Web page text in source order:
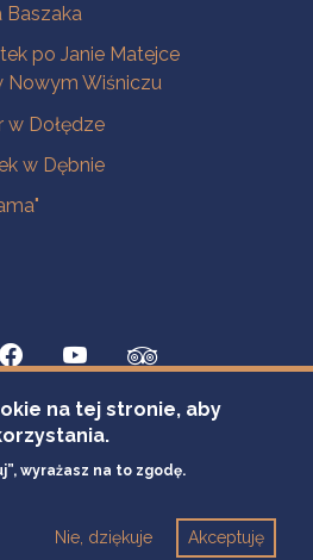
Baszaka
po Janie Matejce
Nowym Wiśniczu
w Dołędze
w Dębnie
na tej stronie, aby
wyrażasz na to zgodę.
Akceptuję
Nie, dziękuje